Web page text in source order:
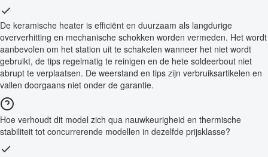
De keramische heater is efficiënt en duurzaam als langdurige
oververhitting en mechanische schokken worden vermeden. Het wordt
aanbevolen om het station uit te schakelen wanneer het niet wordt
gebruikt, de tips regelmatig te reinigen en de hete soldeerbout niet
abrupt te verplaatsen. De weerstand en tips zijn verbruiksartikelen en
vallen doorgaans niet onder de garantie.
Hoe verhoudt dit model zich qua nauwkeurigheid en thermische
stabiliteit tot concurrerende modellen in dezelfde prijsklasse?